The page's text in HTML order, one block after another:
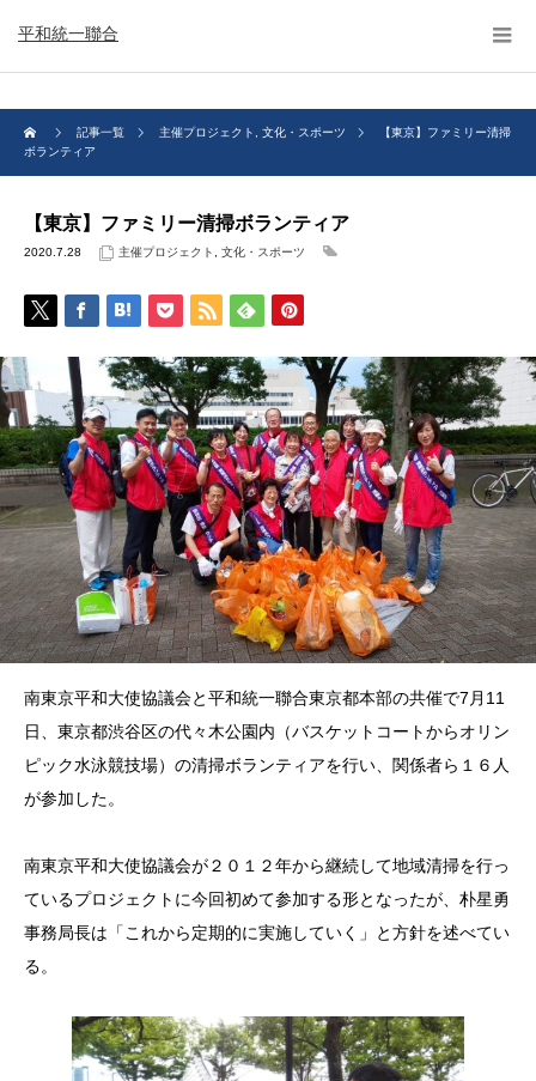
平和統一聯合
記事一覧 主催プロジェクト 文化・スポーツ
【東京】ファミリー清掃
ボランティア
【東京】ファミリー清掃ボランティア
2020.7.28 主催プロジェクト 文化・スポーツ
南東京平和大使協議会と平和統一聯合東京都本部の共催で7月11
日、東京都渋谷区の代々木公園内（バスケットコートからオリン
ピック水泳競技場）の清掃ボランティアを行い、関係者ら１６人
が参加した。
南東京平和大使協議会が２０１２年から継続して地域清掃を行っ
ているプロジェクトに今回初めて参加する形となったが、朴星勇
事務局長は「これから定期的に実施していく」と方針を述べてい
る。